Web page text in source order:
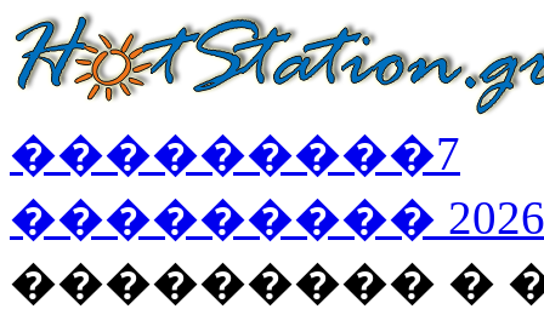
���������7
��������� 2026
��������� �